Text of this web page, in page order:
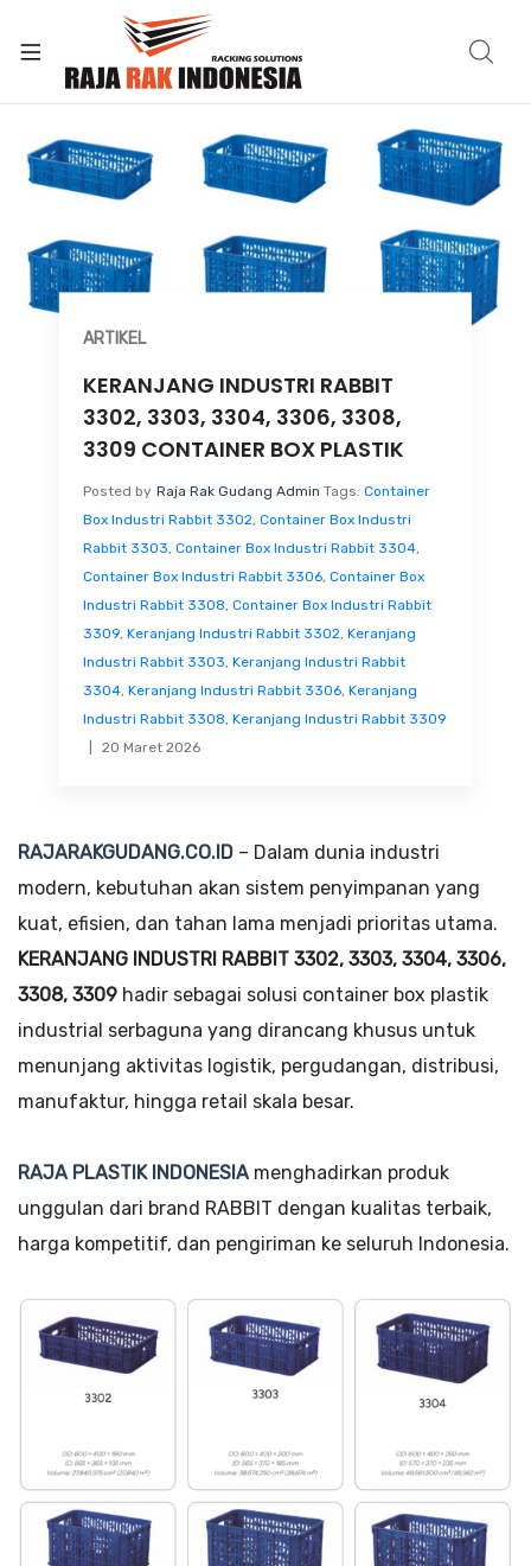
ARTIKEL
KERANJANG INDUSTRI RABBIT
3302, 3303, 3304, 3306, 3308,
3309 CONTAINER BOX PLASTIK
Posted by Raja Rak Gudang Admin Tags: Container
Box Industri Rabbit 3302, Container Box Industri
Rabbit 3303, Container Box Industri Rabbit 3304,
Container Box Industri Rabbit 3306, Container Box
Industri Rabbit 3308, Container Box Industri Rabbit
3309, Keranjang Industri Rabbit 3302, Keranjang
Industri Rabbit 3303, Keranjang Industri Rabbit
3304, Keranjang Industri Rabbit 3306, Keranjang
Industri Rabbit 3308, Keranjang Industri Rabbit 3309
20 Maret 2026
RAJARAKGUDANG.CO.ID – Dalam dunia industri
modern, kebutuhan akan sistem penyimpanan yang
kuat, efisien, dan tahan lama menjadi prioritas utama.
KERANJANG INDUSTRI RABBIT 3302, 3303, 3304, 3306,
3308, 3309 hadir sebagai solusi container box plastik
industrial serbaguna yang dirancang khusus untuk
menunjang aktivitas logistik, pergudangan, distribusi,
manufaktur, hingga retail skala besar.
RAJA PLASTIK INDONESIA menghadirkan produk
unggulan dari brand RABBIT dengan kualitas terbaik,
harga kompetitif, dan pengiriman ke seluruh Indonesia.